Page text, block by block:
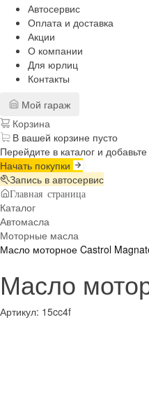
Автосервис
Оплата и доставка
Акции
О компании
Для юрлиц
Контакты
Мой гараж
Корзина
В вашей корзине пусто
Перейдите в каталог и
Начать покупки
Запись в автосервис
Главная страница
Каталог
Автомасла
Моторные масла
Масло моторное Castrol
Масло
Артикул: 15cc4f